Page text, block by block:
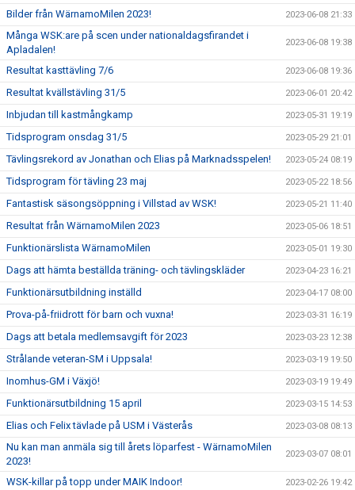
Bilder från WärnamoMilen 2023! 2023-06-08 21:33
Många WSK:are på scen under nationaldagsfirandet i
Apladalen!
2023-06-08 19:38
Resultat kasttävling 7/6 2023-06-08 19:36
Resultat kvällstävling 31/5 2023-06-01 20:42
Inbjudan till kastmångkamp 2023-05-31 19:19
Tidsprogram onsdag 31/5 2023-05-29 21:01
Tävlingsrekord av Jonathan och Elias på Marknadsspelen! 2023-05-24 08:19
Tidsprogram för tävling 23 maj 2023-05-22 18:56
Fantastisk säsongsöppning i Villstad av WSK! 2023-05-21 11:40
Resultat från WärnamoMilen 2023 2023-05-06 18:51
Funktionärslista WärnamoMilen 2023-05-01 19:30
Dags att hämta beställda träning- och tävlingskläder 2023-04-23 16:21
Funktionärsutbildning inställd 2023-04-17 08:00
Prova-på-friidrott för barn och vuxna! 2023-03-31 16:19
Dags att betala medlemsavgift för 2023 2023-03-23 12:38
Strålande veteran-SM i Uppsala! 2023-03-19 19:50
Inomhus-GM i Växjö! 2023-03-19 19:49
Funktionärsutbildning 15 april 2023-03-15 14:53
Elias och Felix tävlade på USM i Västerås 2023-03-08 08:13
Nu kan man anmäla sig till årets löparfest - WärnamoMilen
2023!
2023-03-07 08:01
WSK-killar på topp under MAIK Indoor! 2023-02-26 19:42